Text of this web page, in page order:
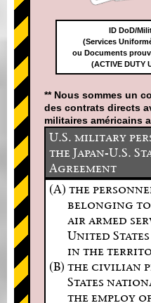
ID DoD/
(Services
ou Documents
(ACTIVE DUTY
** Nous sommes un
des contrats directs
militaires américains
U.S. military
the Japan-U.S.
Agreement
(A) the
belonging to
air armed
United
in the
(B) the civilian
States
the employ